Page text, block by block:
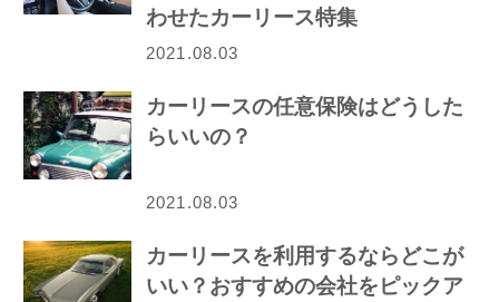
わせたカーリース特集
2021.08.03
カーリースの任意保険はどうした
らいいの？
2021.08.03
カーリースを利用するならどこが
いい？おすすめの会社をピックア